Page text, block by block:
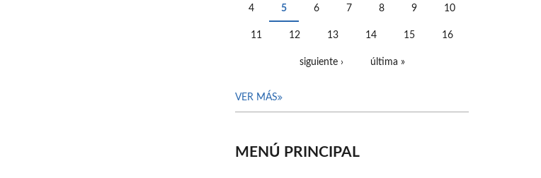
4 5 6 7 8 9 10
11 12 13 14 15 16
siguiente › última »
VER MÁS
MENÚ PRINCIPAL